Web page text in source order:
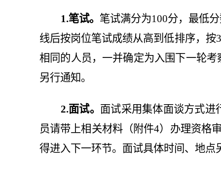
1.笔试。 笔试满分为100分，最低
线后按岗位笔试成绩从高到低排序，
相同的人员，一并确定为入围下一轮
另行通知。
2.面试。 面试采用集体面谈方式进
员请带上相关材料（附件4）办理资格
得进入下一环节。面试具体时间、地点